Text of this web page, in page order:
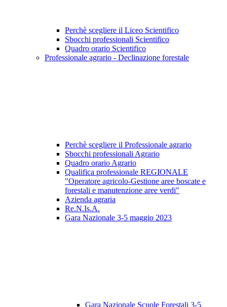
Perchè scegliere il Liceo Scientifico
Sbocchi professionali Scientifico
Quadro orario Scientifico
Professionale agrario - Declinazione forestale
Perchè scegliere il Professionale agrario
Sbocchi professionali Agrario
Quadro orario Agrario
Qualifica professionale REGIONALE
"Operatore agricolo-Gestione aree boscate e
forestali e manutenzione aree verdi"
Azienda agraria
Re.N.Is.A.
Gara Nazionale 3-5 maggio 2023
Gara Nazionale Scuole Forestali 3-5